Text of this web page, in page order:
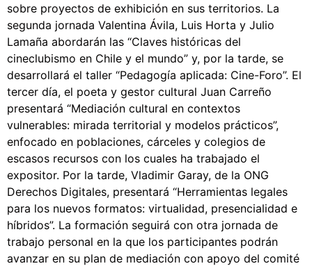
sobre proyectos de exhibición en sus territorios. La
segunda jornada Valentina Ávila, Luis Horta y Julio
Lamaña abordarán las “Claves históricas del
cineclubismo en Chile y el mundo” y, por la tarde, se
desarrollará el taller “Pedagogía aplicada: Cine-Foro”. El
tercer día, el poeta y gestor cultural Juan Carreño
presentará “Mediación cultural en contextos
vulnerables: mirada territorial y modelos prácticos”,
enfocado en poblaciones, cárceles y colegios de
escasos recursos con los cuales ha trabajado el
expositor. Por la tarde, Vladimir Garay, de la ONG
Derechos Digitales, presentará “Herramientas legales
para los nuevos formatos: virtualidad, presencialidad e
híbridos”. La formación seguirá con otra jornada de
trabajo personal en la que los participantes podrán
avanzar en su plan de mediación con apoyo del comité